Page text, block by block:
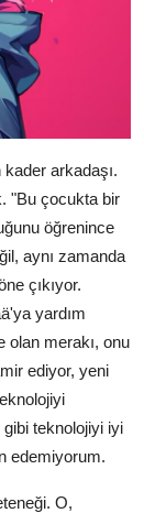
arkadaşı.
"Bu çocukta bir
öğrenince
aynı zamanda
çıkıyor.
yardım
olan merakı, onu
ediyor, yeni
teknolojiyi iyi
edemiyorum.
O,